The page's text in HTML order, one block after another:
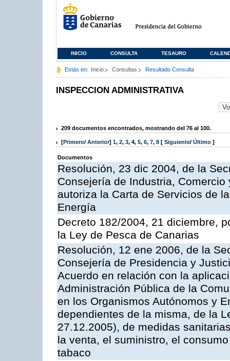
INICIO CONSULTA TESAURO
Estás en: Inicio Consultas Resultado Consulta
INSPECCION ADMINISTRATIVA
209 documentos encontrados, mostrando del 76 al 100.
[Primero/ Anterior] 1, 2, 3, 4, 5, 6, 7, 8 [ Siguiente/ Último ]
Documentos
Resolución, 23 dic 2004, de la
Consejería de Industria,
autoriza la Carta de Servicios de
Energía
Decreto 182/2004, 21 diciembre,
la Ley de Pesca de Canarias
Resolución, 12 ene 2006, de la
Consejería de Presidencia y
Acuerdo en relación con la
Administración Pública de la
en los Organismos Autónomos y
dependientes de la misma, de la
27.12.2005), de medidas
la venta, el suministro, el
tabaco